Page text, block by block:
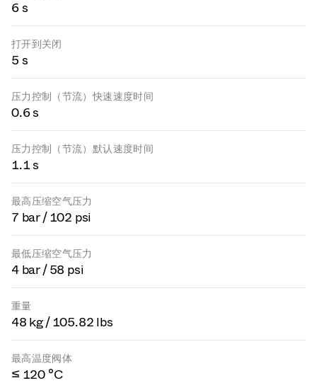
6 s
打开到关闭
5 s
压力控制（节流）快速速度时间
0.6 s
压力控制（节流）默认速度时间
1.1 s
最高压缩空气压力
7 bar / 102 psi
最低压缩空气压力
4 bar / 58 psi
重量
48 kg / 105.82 lbs
最高温度阀体
≤ 120 °C